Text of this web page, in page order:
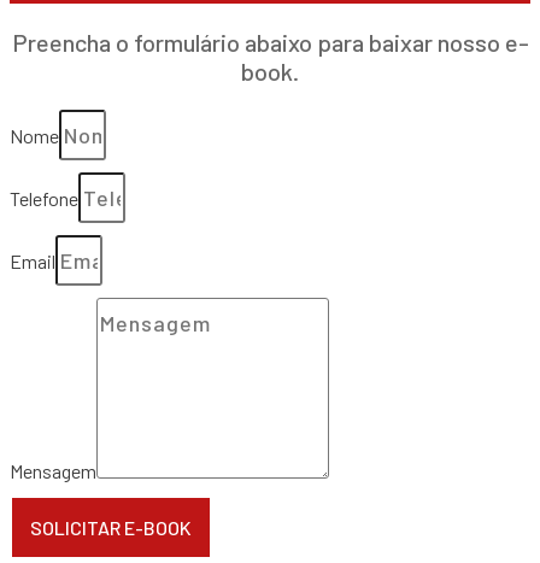
Preencha o formulário abaixo para baixar nosso e-
book.
Nome
Telefone
Email
Mensagem
SOLICITAR E-BOOK